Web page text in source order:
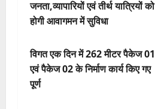
जनता,व्यापारियों एवं तीर्थ यात्रियों को
होगी आवागमन में सुविधा
विगत एक दिन में 262 मीटर पैकेज 01
एवं पैकेज 02 के निर्माण कार्य किए गए
पूर्ण